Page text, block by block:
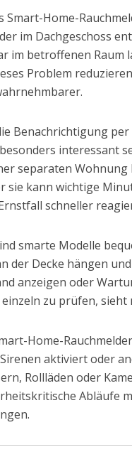
Home-
im Dachgeschoss
im betroffenen
Problem
Benachrichtigung
interessant
separaten
sie kann wichtige
schneller
smarte Modelle
der Decke hängen
anzeigen oder
zu prüfen,
Home-
aktiviert oder
Rollläden oder
Abläufe